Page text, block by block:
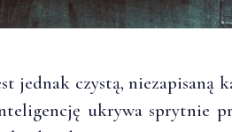
jednak czystą, niezapisaną
ukrywa sprytnie